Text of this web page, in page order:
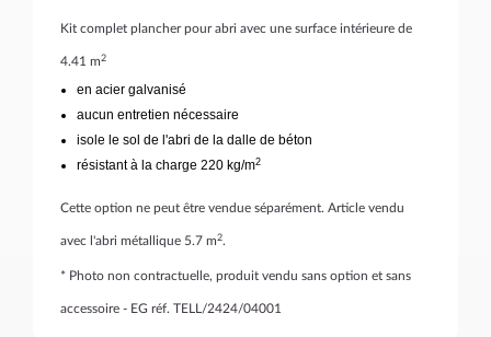
Kit complet plancher pour abri avec une surface intérieure de
4.41 m2
en acier galvanisé
aucun entretien nécessaire
isole le sol de l'abri de la dalle de béton
résistant à la charge 220 kg/m2
Cette option ne peut être vendue séparément. Article vendu
avec l'abri métallique 5.7 m2.
* Photo non contractuelle, produit vendu sans option et sans
accessoire - EG réf. TELL/2424/04001